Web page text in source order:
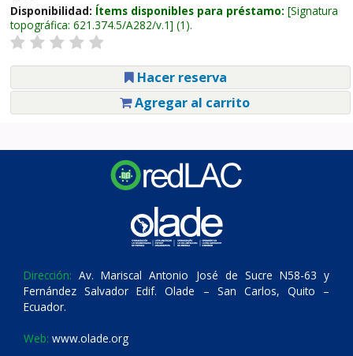
Disponibilidad: Ítems disponibles para préstamo: Signatura
topográfica: 621.374.5/A282/v.1 (1).
Hacer reserva
Agregar al carrito
Dirección: Av. Mariscal Antonio José de Sucre N58-63 y
Fernández Salvador Edif. Olade – San Carlos, Quito –
Ecuador.
Web: www.olade.org